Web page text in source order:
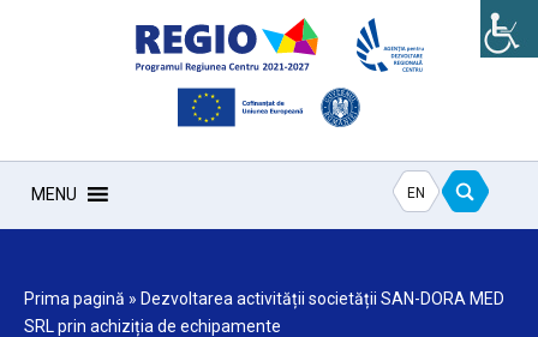
MENU EN
Prima pagină » Dezvoltarea activității societății SAN-DORA MED
SRL prin achiziția de echipamente